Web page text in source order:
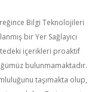
Bilgi Teknolojileri
bir Yer Sağlayıcı
içerikleri proaktif
bulunmamaktadır.
taşımakta olup,